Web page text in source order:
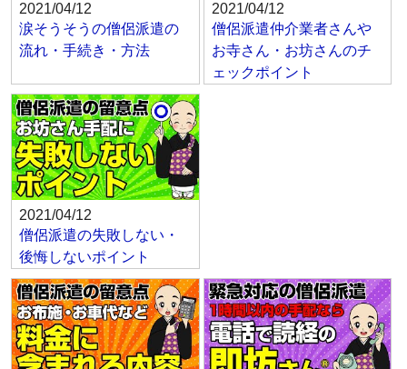
2021/04/12
涙そうそうの僧侶派遣の
流れ・手続き・方法
2021/04/12
僧侶派遣仲介業者さんや
お寺さん・お坊さんのチ
ェックポイント
2021/04/12
僧侶派遣の失敗しない・
後悔しないポイント